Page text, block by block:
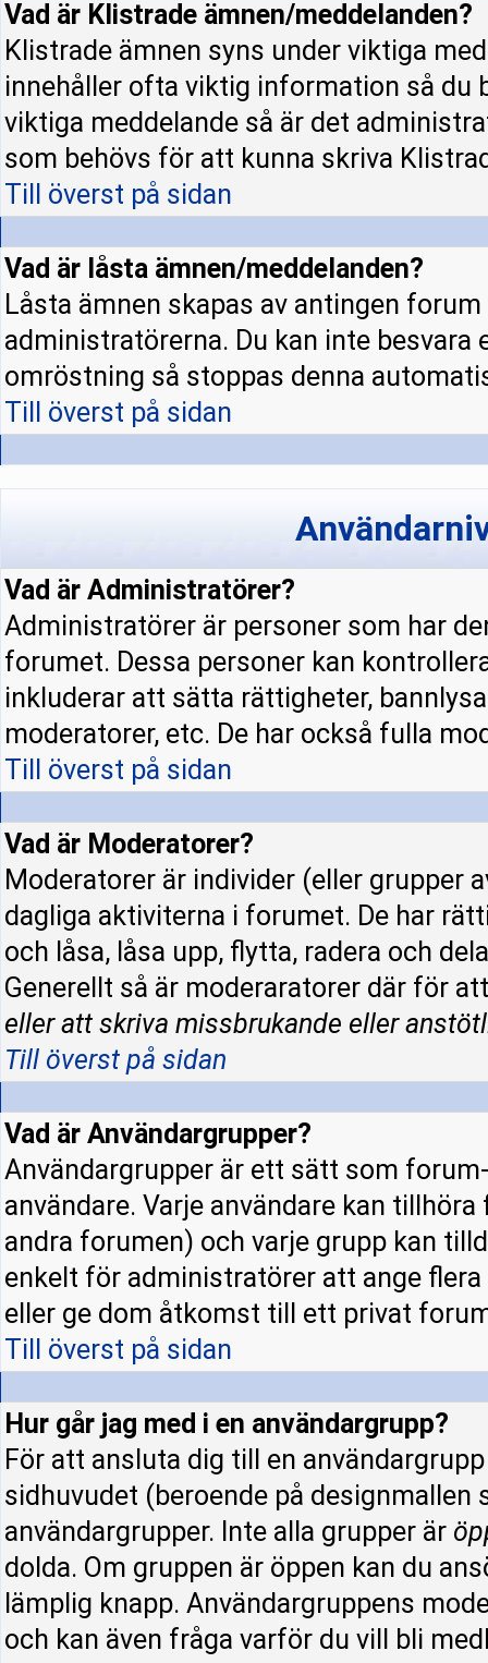
Vad är Klistrade ämnen/meddelanden?
Klistrade ämnen syns under viktiga
innehåller ofta viktig information så du
viktiga meddelande så är det
som behövs för att kunna skriva
Till överst på sidan
Vad är låsta ämnen/meddelanden?
Låsta ämnen skapas av antingen
administratörerna. Du kan inte
omröstning så stoppas denna
Till överst på sidan
Vad är Administratörer?
Administratörer är personer som har
forumet. Dessa personer kan
inkluderar att sätta rättigheter,
moderatorer, etc. De har också fulla
Till överst på sidan
Vad är Moderatorer?
Moderatorer är individer (eller grupper
dagliga aktiviterna i forumet. De har
och låsa, låsa upp, flytta, radera och
Generellt så är moderaratorer där för
eller att skriva missbrukande eller
Till överst på sidan
Vad är Användargrupper?
Användargrupper är ett sätt som
användare. Varje användare kan
andra forumen) och varje grupp kan
enkelt för administratörer att ange
eller ge dom åtkomst till ett privat
Till överst på sidan
Hur går jag med i en användargrupp?
För att ansluta dig till en
sidhuvudet (beroende på designmallen
användargrupper. Inte alla grupper är
dolda. Om gruppen är öppen kan du
lämplig knapp. Användargruppens
och kan även fråga varför du vill bli